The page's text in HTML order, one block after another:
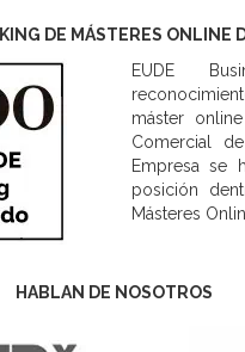
DE MÁSTERES ONLINE
EUDE
máster
Comercial
Empresa se
posición
Másteres
HABLAN DE NOSOTROS